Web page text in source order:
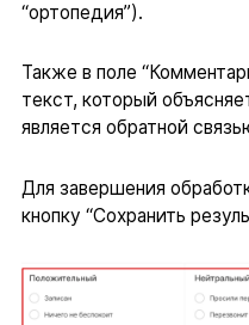
“ортопедия”).
Также в поле
текст, который
является обратной
Для завершения
кнопку “Сохранить